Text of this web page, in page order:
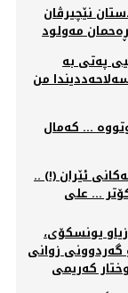
نێچیرڤان
مەولود
په‌تی به‌
من
... کەمال
ئێران (!) ..
... علی
یونسکۆی،
گەردوونی زوانی
کەریمی